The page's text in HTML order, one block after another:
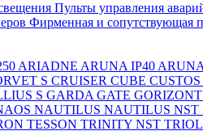
Пульты управления
Фирменная и
ARIADNE ARUNA IP40
S CRUISER CUBE CUSTOS
S GARDA GATE GORIZONT
NAUTILUS NAUTILUS NST
TESSON TRINITY NST